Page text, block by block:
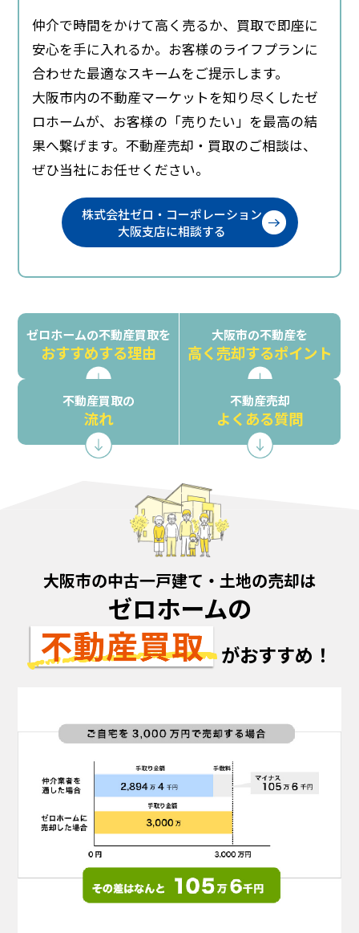
仲介で時間をかけて高く売るか、買取で即座に
安心を手に入れるか。お客様のライフプランに
合わせた最適なスキームをご提示します。
大阪市内の不動産マーケットを知り尽くしたゼ
ロホームが、お客様の「売りたい」を最高の結
果へ繋げます。不動産売却・買取のご相談は、
ぜひ当社にお任せください。
株式会社ゼロ・コーポレーション
大阪支店に相談する
ゼロホームの不動産買取を
おすすめする理由
大阪市の不動産を
高く売却するポイント
不動産買取の
流れ
不動産売却
よくある質問
大阪市の中古一戸建て・土地の売却は
ゼロホームの
がおすすめ！